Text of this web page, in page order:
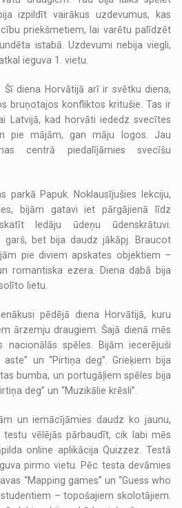
izpildīt vairākus uzdevumus, kas
priekšmetiem, lai varētu palīdzēt
istabā. Uzdevumi nebija viegli,
ieguva 1. vietu.
Šī diena Horvātijā arī ir svētku diena,
bruņotajos konfliktos kritušie. Tas ir
Latvijā, kad horvāti iededz svecītes
pie mājām, gan māju logos. Jau
centrā piedalījāmies svecīšu
parkā Papuk. Noklausījušies lekciju,
bijām gatavi iet pārgājienā līdz
ledāju ūdeņu ūdenskrātuvi.
garš, bet bija daudz jākāpj. Braucot
pie diviem apskates objektiem –
romantiska ezera. Diena dabā bija
lietu.
pēdējā diena Horvātijā, kuru
ārzemju draugiem. Šajā dienā mēs
nacionālās spēles. Bijām iecerējuši
un “Pirtiņa deg”. Grieķiem bija
bumba, un portugāļiem spēles bija
deg” un “Muzikālie krēsli”.
un iemācījāmies daudz ko jaunu,
vēlējās pārbaudīt, cik labi mēs
online aplikācija Quizzez. Testā
pirmo vietu. Pēc testa devāmies
“Mapping games” un “Guess who
studentiem – topošajiem skolotājiem.